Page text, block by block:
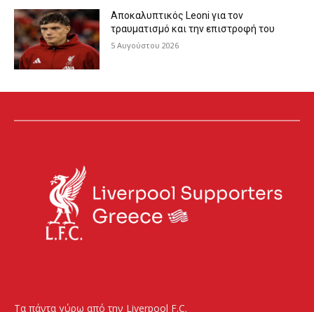
Αποκαλυπτικός Leoni για τον
τραυματισμό και την επιστροφή του
5 Αυγούστου 2026
Τα πάντα γύρω από την Liverpool F.C.